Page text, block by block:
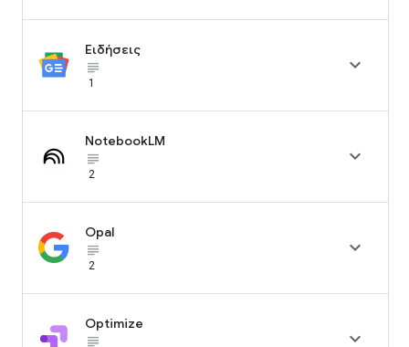
Ειδήσεις
subject_black
1

NotebookLM
subject_black
2

Opal
subject_black
2

Optimize
subject_black
